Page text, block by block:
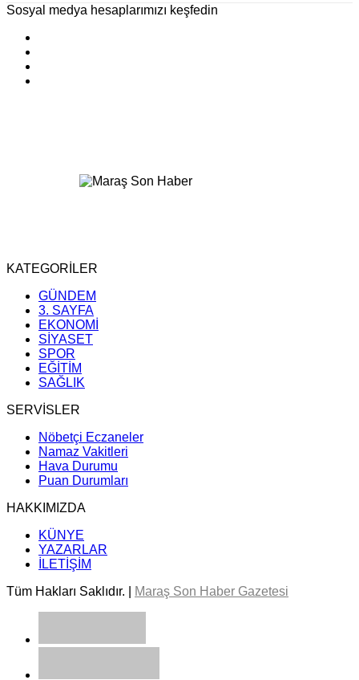
Sosyal medya hesaplarımızı keşfedin
KATEGORİLER
GÜNDEM
3. SAYFA
EKONOMİ
SİYASET
SPOR
EĞİTİM
SAĞLIK
SERVİSLER
Nöbetçi Eczaneler
Namaz Vakitleri
Hava Durumu
Puan Durumları
HAKKIMIZDA
KÜNYE
YAZARLAR
İLETİŞİM
Tüm Hakları Saklıdır. |
Maraş Son Haber Gazetesi